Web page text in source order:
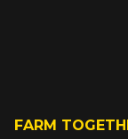
FARM